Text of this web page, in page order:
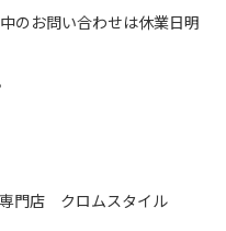
のお問い合わせは休業日明
門店 クロムスタイル